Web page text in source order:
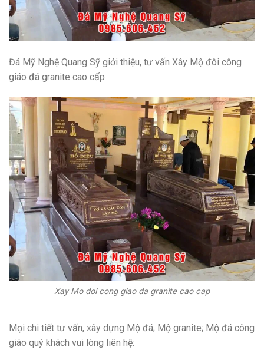
Đá Mỹ Nghệ Quang Sỹ giới thiệu, tư vấn Xây Mộ đôi công
giáo đá granite cao cấp
Xay Mo doi cong giao da granite cao cap
Mọi chi tiết tư vấn, xây dựng Mộ đá; Mộ granite; Mộ đá công
giáo quý khách vui lòng liên hệ: